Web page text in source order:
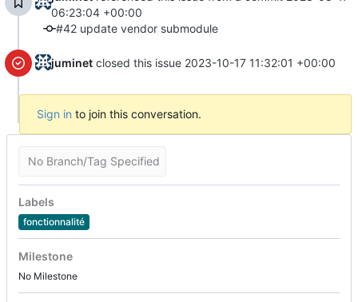
06:23:04 +00:00
#42 update vendor submodule
juminet closed this issue 2023-10-17 11:32:01 +00:00
Sign in to join this conversation.
No Branch/Tag Specified
Labels
fonctionnalité
Milestone
No Milestone